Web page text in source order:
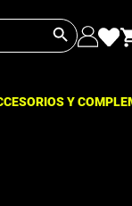
Botón de búsqueda
Y